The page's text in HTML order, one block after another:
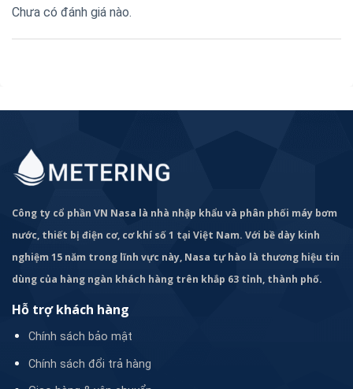
Chưa có đánh giá nào.
Công ty cổ phần VN Nasa là nhà nhập khẩu và phân phối máy bơm
nước, thiết bị điện cơ, cơ khí số 1 tại Việt Nam. Với bề dày kinh
nghiệm 15 năm trong lĩnh vực này, Nasa tự hào là thương hiệu tin
dùng của hàng ngàn khách hàng trên khắp 63 tỉnh, thành phố.
Hỗ trợ khách hàng
Chính sách bảo mật
Chính sách đổi trả hàng